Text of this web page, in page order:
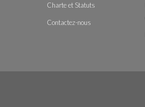
Charte et Statuts
Contactez-nous